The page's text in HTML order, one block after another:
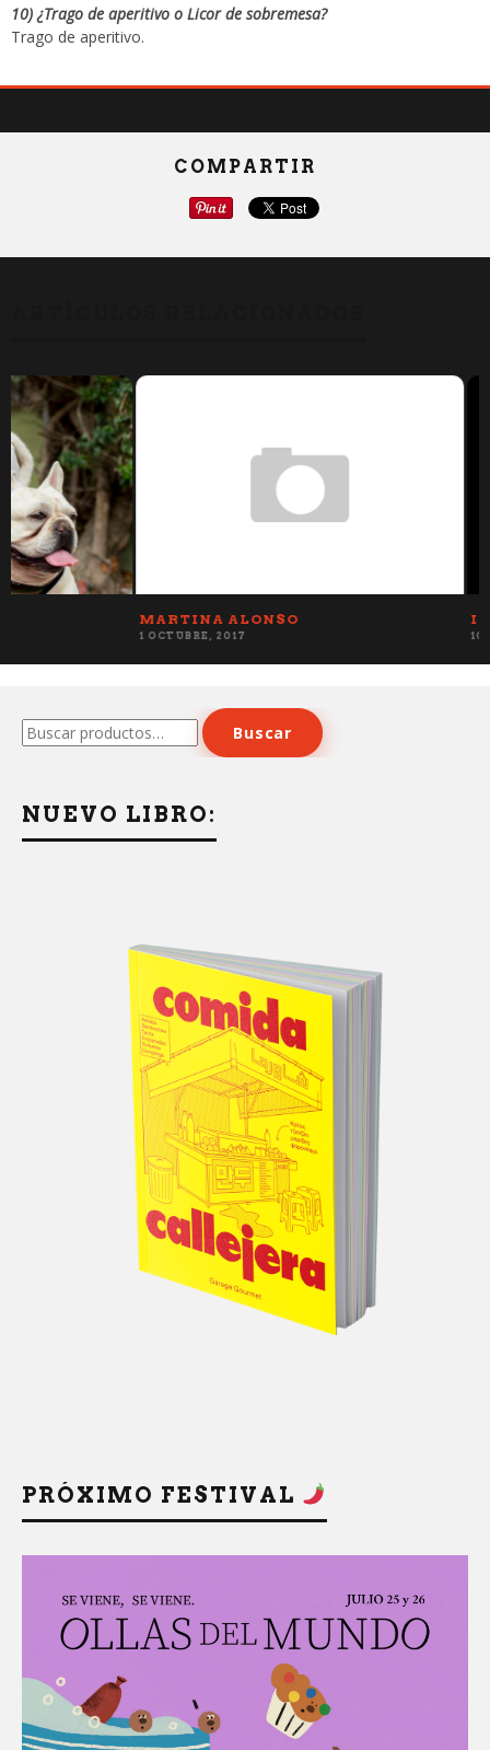
10) ¿Trago de aperitivo o Licor de sobremesa?
Trago de aperitivo.
COMPARTIR
MARTINA ALONSO IRENE PAULA
Buscar
por:
Buscar
NUEVO LIBRO:
PRÓXIMO FESTIVAL